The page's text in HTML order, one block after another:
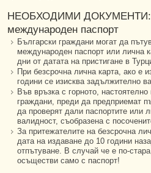
НЕОБХОДИМИ ДОКУМЕНТИ:
международен паспорт
Български граждани могат да
международен паспорт или лична
дни от датата на пристигане в
При безсрочна лична карта, ако е
години се изисква задължително
Във връзка с горното,
граждани, преди да предприемат
да проверят дали паспортите или
валидност, съобразена с
За притежателите на безсрочна
дата на издаване до 10 години
отпътуване. В случай че е по-
осъществи само с паспорт!